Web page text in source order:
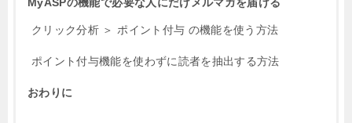
クリック分析 ＞ ポイント付与 の機能を使う方法
ポイント付与機能を使わずに読者を抽出する方法
おわりに